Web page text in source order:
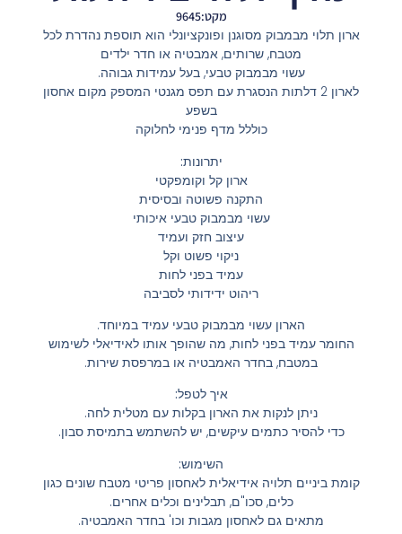
מקט:9645
ארון תלוי מבמבוק מסוגנן ופונקציונלי הוא תוספת נהדרת לכל
מטבח, שרותים, אמבטיה או חדר ילדים
עשוי מבמבוק טבעי, בעל עמידות גבוהה.
לארון 2 דלתות הנסגרת עם תפס מגנטי המספק מקום אחסון
בשפע
כוללל מדף פנימי לחלוקה
יתרונות:
ארון קל וקומפקטי
התקנה פשוטה ובסיסית
עשוי מבמבוק טבעי איכותי
עיצוב חזק ועמיד
ניקוי פשוט וקל
עמיד בפני לחות
ריהוט ידידותי לסביבה
הארון עשוי מבמבוק טבעי עמיד במיוחד.
החומר עמיד בפני לחות, מה שהופך אותו לאידיאלי לשימוש
במטבח, בחדר האמבטיה או במרפסת שירות.
איך לטפל:
ניתן לנקות את הארון בקלות עם מטלית לחה.
כדי להסיר כתמים עיקשים, יש להשתמש בתמיסת סבון.
השימוש:
קומת ביניים תלויה אידיאלית לאחסון פריטי מטבח שונים כגון
כלים, סכו"ם, תבלינים וכלים אחרים.
מתאים גם לאחסון מגבות וכו' בחדר האמבטיה.